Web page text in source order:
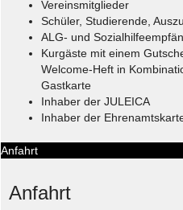
Vereinsmitglieder
Schüler, Studierende,
ALG- und
Kurgäste mit einem
Welcome-Heft in
Gastkarte
Inhaber der JULEICA
Inhaber der
Anfahrt
Anfahrt